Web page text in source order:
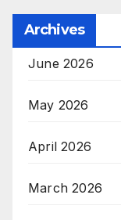
Archives
June 2026
May 2026
April 2026
March 2026